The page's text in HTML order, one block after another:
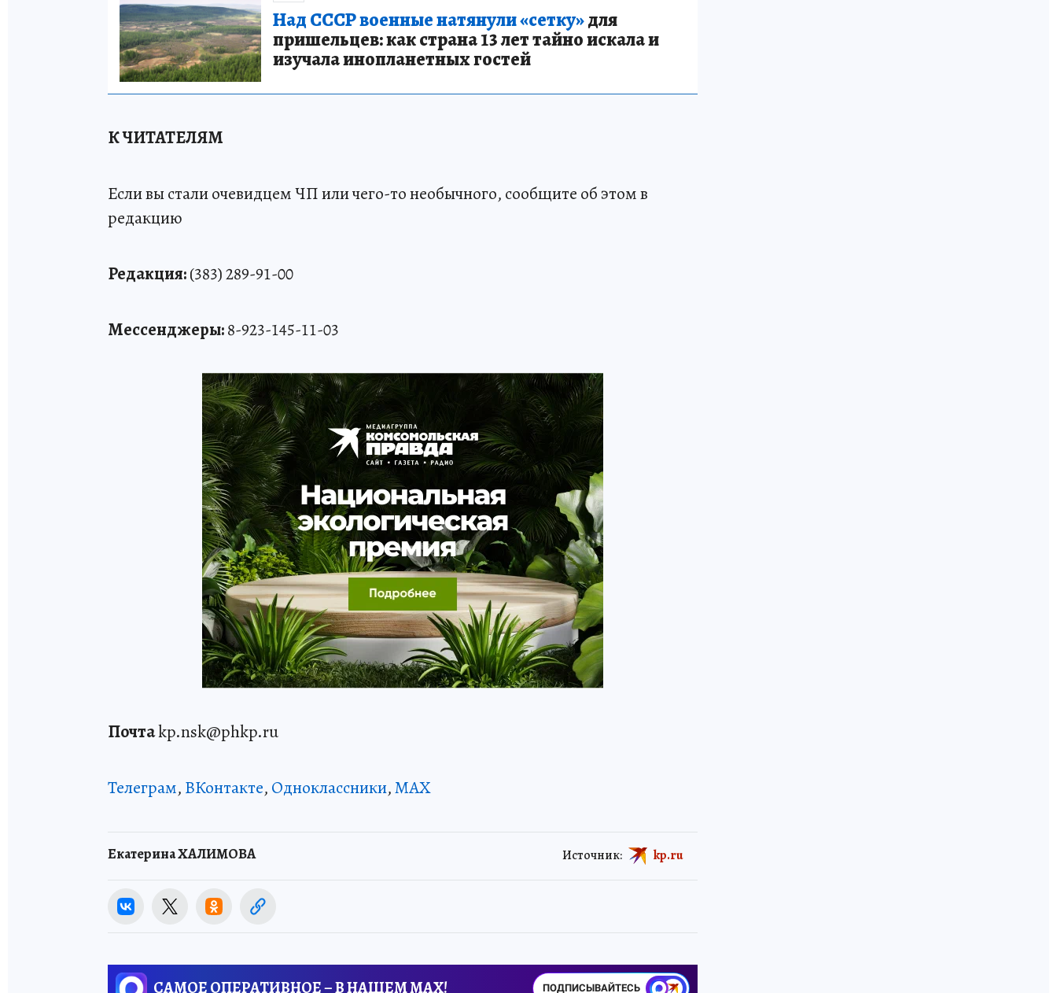
Над СССР военные натянули «сетку»для
пришельцев: как страна 13 лет тайно искала и
изучала инопланетных гостей
К ЧИТАТЕЛЯМ
Если вы стали очевидцем ЧП или чего-то необычного, сообщите об этом в
редакцию
Редакция:(383) 289-91-00
Мессенджеры:8-923-145-11-03
Почтаkp.nsk@phkp.ru
Телеграм, ВКонтакте, Одноклассники,MAX
Екатерина ХАЛИМОВА Источник: kp.ru
САМОЕ ОПЕРАТИВНОЕ – В НАШЕМ MAX! ПОДПИСЫВАЙТЕСЬ